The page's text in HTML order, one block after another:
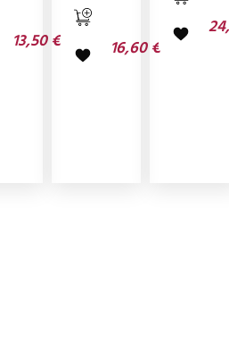
13,50 € 16,60 €